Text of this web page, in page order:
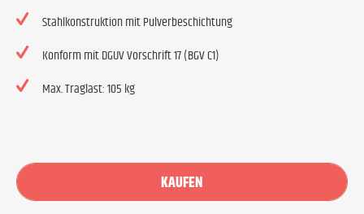
Stahlkonstruktion mit Pulverbeschichtung
Konform mit DGUV Vorschrift 17 (BGV C1)
Max. Traglast: 105 kg
KAUFEN